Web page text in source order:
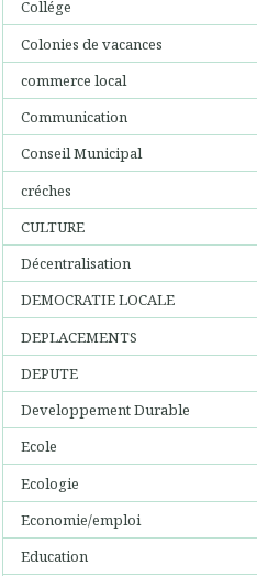
Collége
Colonies de vacances
commerce local
Communication
Conseil Municipal
créches
CULTURE
Décentralisation
DEMOCRATIE LOCALE
DEPLACEMENTS
DEPUTE
Developpement Durable
Ecole
Ecologie
Economie/emploi
Education